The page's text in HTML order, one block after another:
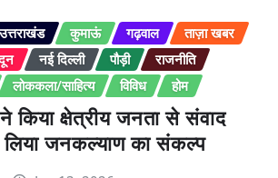
उत्तराखंड कुमाऊं गढ़वाल
ताज़ा खबर
नई दिल्ली पौड़ी
राजनीति
लोककला/साहित्य विविध होम
किया क्षेत्रीय जनता से संवाद
जनकल्याण का संकल्प